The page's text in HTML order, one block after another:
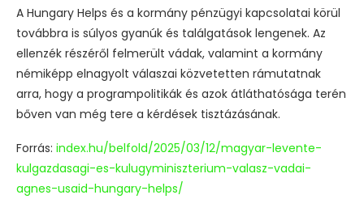
A Hungary Helps és a kormány pénzügyi kapcsolatai körül
továbbra is súlyos gyanúk és találgatások lengenek. Az
ellenzék részéről felmerült vádak, valamint a kormány
némiképp elnagyolt válaszai közvetetten rámutatnak
arra, hogy a programpolitikák és azok átláthatósága terén
bőven van még tere a kérdések tisztázásának.
Forrás: index.hu/belfold/2025/03/12/magyar-levente-
kulgazdasagi-es-kulugyminiszterium-valasz-vadai-
agnes-usaid-hungary-helps/